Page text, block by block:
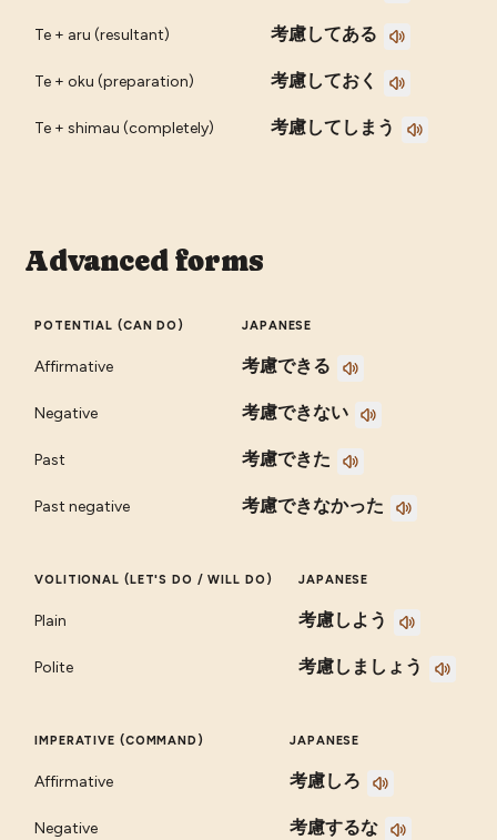
Te + aru (resultant) 考慮してある
Te + oku (preparation) 考慮しておく
Te + shimau (completely) 考慮してしまう
Advanced forms
POTENTIAL (CAN DO) JAPANESE
Affirmative 考慮できる
Negative 考慮できない
Past 考慮できた
Past negative 考慮できなかった
VOLITIONAL (LET'S DO / WILL DO) JAPANESE
Plain 考慮しよう
Polite 考慮しましょう
IMPERATIVE (COMMAND) JAPANESE
Affirmative 考慮しろ
Negative 考慮するな